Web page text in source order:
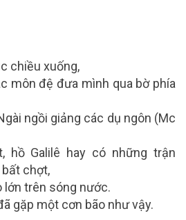
chiều xuống,
môn đệ đưa mình qua bờ phía
ngồi giảng các dụ ngôn (Mc
hồ Galilê hay có những trận
chợt,
lớn trên sóng nước.
gặp một cơn bão như vậy.